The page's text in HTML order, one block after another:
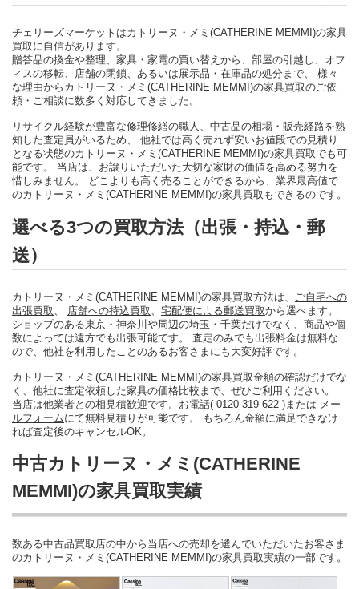
チェリーズマーケットはカトリーヌ・メミ(CATHERINE MEMMI)の家具
買取に自信があります。
贈答品の換金や整理、家具・家電の買い替えから、部屋の引越し、オフ
ィスの移転、店舗の閉鎖、あるいは展示品・在庫品の処分まで、 様々
な理由からカトリーヌ・メミ(CATHERINE MEMMI)の家具買取のご依
頼・ご相談に数多く対応してきました。
リサイクル経験が豊富な修理修繕の職人、中古品の相場・販売経路を熟
知した査定員がいるため、 他社では高く売れず安いお値段での見積り
となる状態のカトリーヌ・メミ(CATHERINE MEMMI)の家具買取でも可
能です。 当店は、お譲りいただいた大切な家財の価値を高める努力を
惜しみません。 どこよりも高く売ることができるから、業界最高値で
のカトリーヌ・メミ(CATHERINE MEMMI)の家具買取もできるのです。
選べる3つの買取方法（出張・持込・郵
送）
カトリーヌ・メミ(CATHERINE MEMMI)の家具買取方法は、 ご自宅への
出張買取 、 店舗への持込買取 、 宅配便による郵送買取から選べます。
ショップのある東京・神奈川や周辺の埼玉・千葉だけでなく、商品や個
数によっては遠方でも出張可能です。 査定のみでも出張料金は無料な
ので、他社を利用したことのあるお客さまにも大変好評です。
カトリーヌ・メミ(CATHERINE MEMMI)の家具買取金額の確認だけでな
く、他社に査定依頼した家具の価格比較まで、ぜひご利用ください。
当店は他業者との相見積歓迎です。 お電話( 0120-319-622 )または メー
ルフォームにて無料見積りが可能です。 もちろん金額に満足できなけ
れば査定後のキャンセルOK。
中古カトリーヌ・メミ(CATHERINE
MEMMI)の家具買取実績
数ある中古品買取店の中から当店への売却を選んでいただいたお客さま
のカトリーヌ・メミ(CATHERINE MEMMI)の家具買取実績の一部です。